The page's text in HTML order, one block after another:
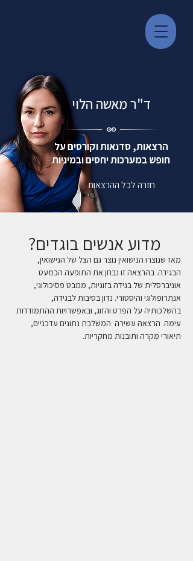
ד"ר מאשה הלוי
הרצאות, סדנאות וקורסים על
חופש במערכות יחסים ובמיניות
חזרה לכל ההרצאות
מדוע אנשים בוגדים?
מאז שנוצרו הנישואין נוצר גם הצל של הנישואין,
הבגידה. בהרצאה זו נבחן את התופעה הכמעט
אוניברסלית של בגידה בזוגיות, ממבט פסיכולוגי,
אנתרופולוגי והיסטורי. נדון בסיבות לבגידה,
בהשלכותיה על הפרט והזוג, ובאפשרויות ההתמודדות
עימה. הרצאה עשירה  המשלבת נתונים עדכניים,
תיאורי מקרה ותובנות מחקריות.